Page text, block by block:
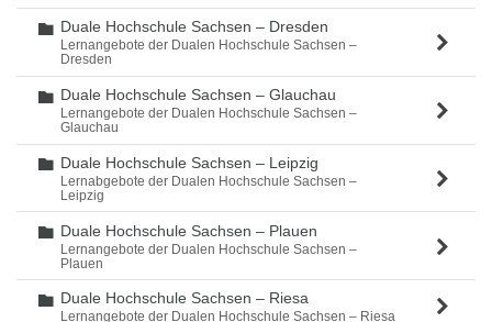
Ordner
Duale Hochschule Sachsen – Dresden
Lernangebote der Dualen Hochschule Sachsen –
Dresden
Ordner
Duale Hochschule Sachsen – Glauchau
Lernangebote der Dualen Hochschule Sachsen –
Glauchau
Ordner
Duale Hochschule Sachsen – Leipzig
Lernabgebote der Dualen Hochschule Sachsen –
Leipzig
Ordner
Duale Hochschule Sachsen – Plauen
Lernangebote der Dualen Hochschule Sachsen –
Plauen
Ordner
Duale Hochschule Sachsen – Riesa
Lernangebote der Dualen Hochschule Sachsen – Riesa